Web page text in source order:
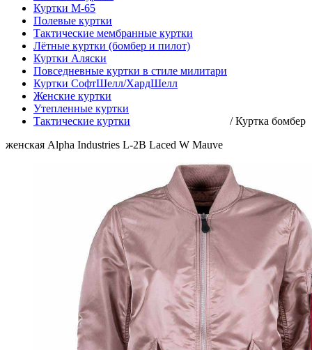
Куртки М-65
Полевые куртки
Тактические мембранные куртки
Лётные куртки (бомбер и пилот)
Куртки Аляски
Повседневные куртки в стиле милитари
Куртки СофтШелл/ХардШелл
Женские куртки
Утепленные куртки
Тактические куртки
/Куртка бомбер
женская Alpha Industries L-2B Laced W Mauve